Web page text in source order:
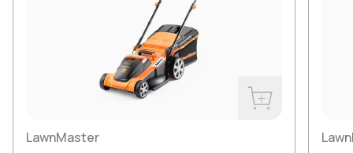
LawnMaster